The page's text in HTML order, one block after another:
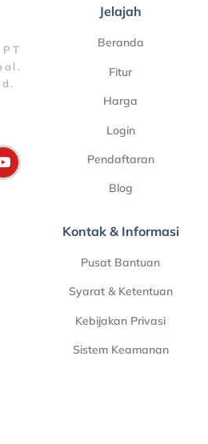
Jelajah
Beranda
Fitur
Harga
Login
Pendaftaran
Blog
Kontak & Informasi
Pusat Bantuan
Syarat & Ketentuan
Kebijakan Privasi
Sistem Keamanan